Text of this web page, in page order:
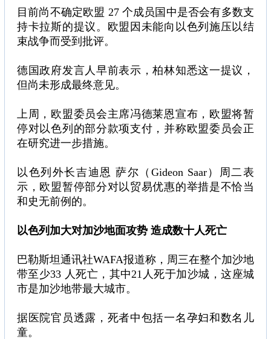
目前尚不确定欧盟 27 个成员国中是否会有多数支
持卡拉斯的提议。欧盟因未能向以色列施压以结
束战争而受到批评。
德国政府发言人早前表示，柏林知悉这一提议，
但尚未形成最终意见。
上周，欧盟委员会主席冯德莱恩宣布，欧盟将暂
停对以色列的部分款项支付，并称欧盟委员会正
在研究进一步措施。
以色列外长吉迪恩 萨尔（Gideon Saar）周二表
示，欧盟暂停部分对以贸易优惠的举措是不恰当
和史无前例的。
以色列加大对加沙地面攻势 造成数十人死亡
巴勒斯坦通讯社WAFA报道称，周三在整个加沙地
带至少33 人死亡，其中21人死于加沙城，这座城
市是加沙地带最大城市。
据医院官员透露，死者中包括一名孕妇和数名儿
童。